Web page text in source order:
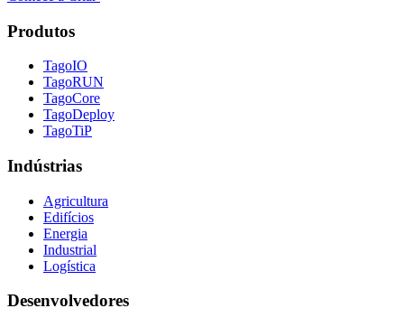
Produtos
TagoIO
TagoRUN
TagoCore
TagoDeploy
TagoTiP
Indústrias
Agricultura
Edifícios
Energia
Industrial
Logística
Desenvolvedores